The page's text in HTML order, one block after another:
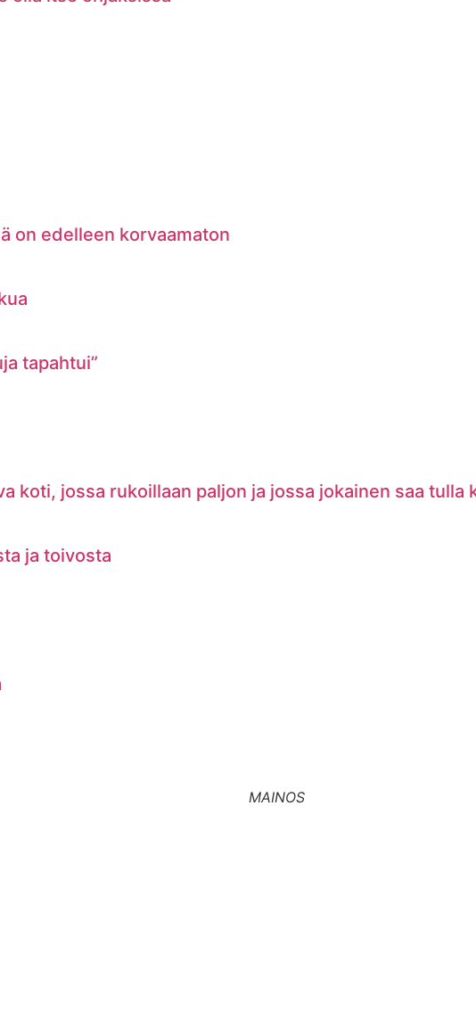
on edelleen korvaamaton
tapahtui”
koti, jossa rukoillaan paljon ja jossa jokainen saa tulla
ja toivosta
MAINOS